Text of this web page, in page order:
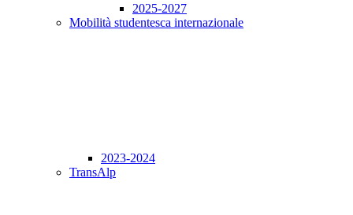
2025-2027
Mobilità studentesca internazionale
2023-2024
TransAlp